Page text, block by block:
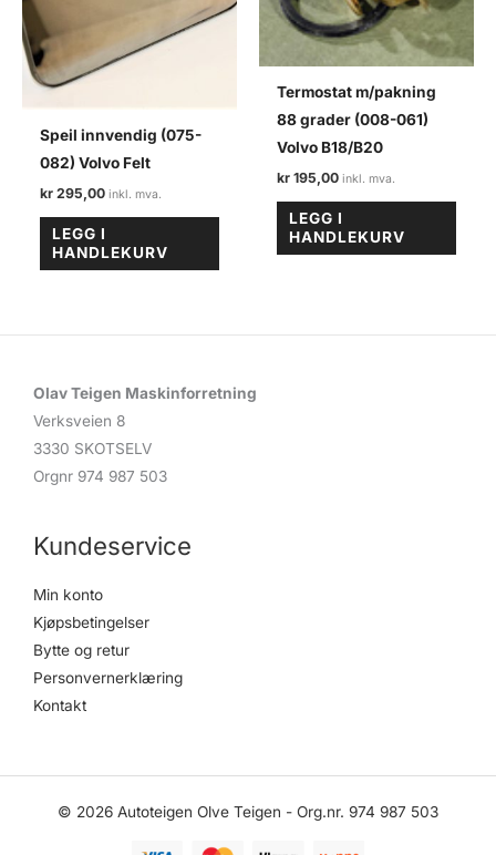
Speil innvendig (075-
082) Volvo Felt
kr 295,00
LEGG I
HANDLEKURV
Termostat m/pakning
88 grader (008-061)
Volvo B18/B20
kr 195,00
LEGG I
HANDLEKURV
Olav Teigen Maskinforretning
Verksveien 8
3330 SKOTSELV
Orgnr 974 987 503
Kundeservice
Min konto
Kjøpsbetingelser
Bytte og retur
Personvernerklæring
Kontakt
© 2026 Autoteigen Olve Teigen - Org.nr. 974 987 503